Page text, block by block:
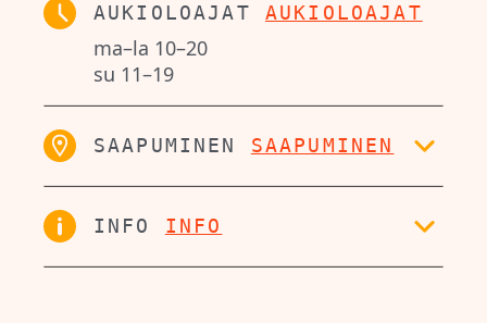
AUKIOLOAJAT AUKIOLOAJAT
ma–la 10–20
su 11–19
SAAPUMINEN SAAPUMINEN
INFO INFO